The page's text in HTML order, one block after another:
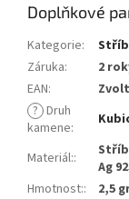
Doplňkové
Kategorie:
Záruka:
2
EAN:
? Druh
kamene:
Materiál::
Ag
Hmotnost::
2,5